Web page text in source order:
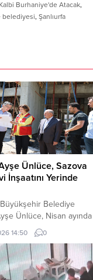
Burhaniye'de Atacak,
belediyesi, Şanlıurfa
Ünlüce, Sazova
İnşaatını Yerinde
Belediye
Ünlüce, Nisan ayında
Sazova Çocuk Evi
incelemelerde
son durumu
teknik ekipten bilgi alan
Sazova Mahalle
14:50 0